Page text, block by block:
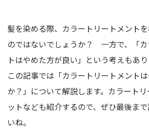
髪を染める際、カラートリートメント
のではないでしょうか？ 一方で、「
トはやめた方が良い」という考えもあり
この記事では「カラートリートメント
か？」について解説します。カラート
ットなども紹介するので、ぜひ最後ま
いね。